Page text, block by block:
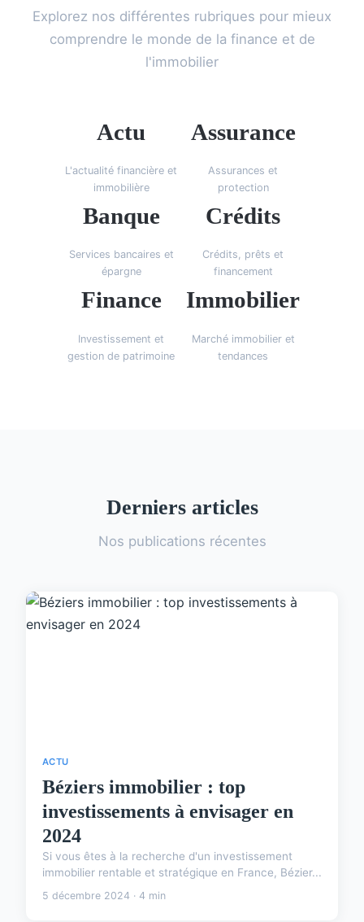
Explorez nos différentes rubriques pour mieux
comprendre le monde de la finance et de
l'immobilier
Actu
L'actualité financière et
immobilière
Assurance
Assurances et
protection
Banque
Services bancaires et
épargne
Crédits
Crédits, prêts et
financement
Finance
Investissement et
gestion de patrimoine
Immobilier
Marché immobilier et
tendances
Derniers articles
Nos publications récentes
ACTU
Béziers immobilier : top
investissements à envisager en
2024
Si vous êtes à la recherche d'un investissement
immobilier rentable et stratégique en France, Bézier...
5 décembre 2024 · 4 min